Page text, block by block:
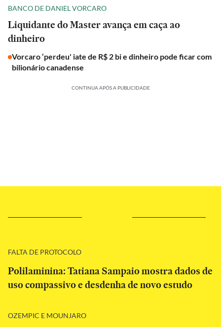
BANCO DE DANIEL VORCARO
Liquidante do Master avança em caça ao
dinheiro
Vorcaro ‘perdeu' iate de R$ 2 bi e dinheiro pode ficar com
bilionário canadense
CONTINUA APÓS A PUBLICIDADE
FALTA DE PROTOCOLO
Polilaminina: Tatiana Sampaio mostra dados de
uso compassivo e desdenha de novo estudo
OZEMPIC E MOUNJARO